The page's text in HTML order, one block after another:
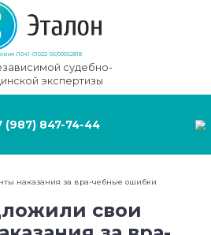
Лицензия Л041-01022-56/00562818
независимой судебно-
+7 (987) 847-74-44
варианты наказания за вра-чебные